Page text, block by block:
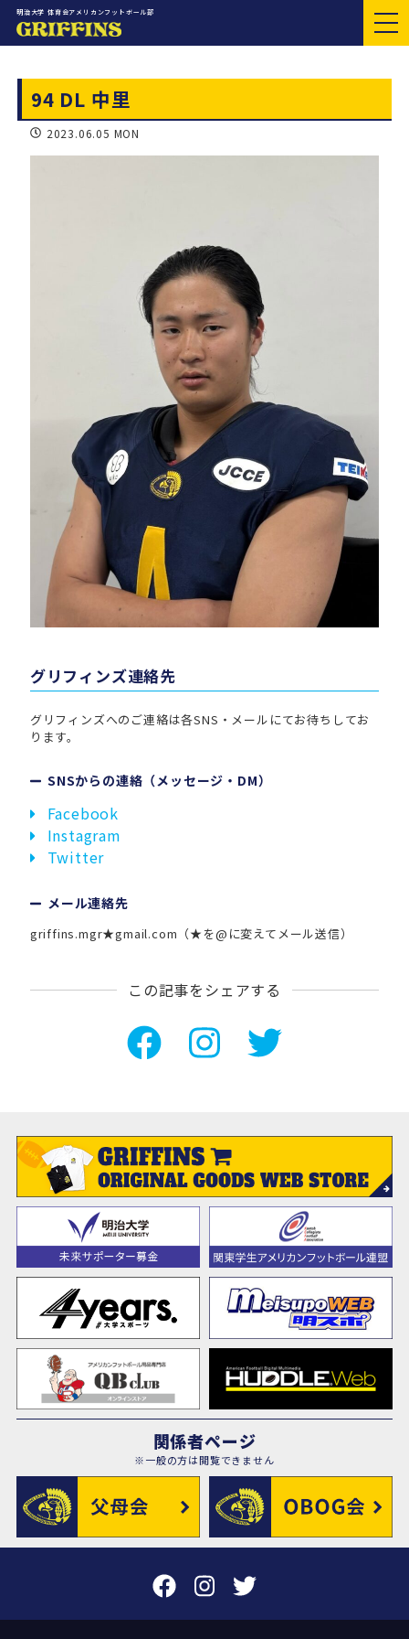
明治大学 体育会アメリカンフットボール部
94 DL 中里
2023.06.05 MON
グリフィンズ連絡先
グリフィンズへのご連絡は各SNS・メールにてお待ちしてお
ります。
SNSからの連絡（メッセージ・DM）
Facebook
Instagram
Twitter
メール連絡先
griffins.mgr★gmail.com（★を@に変えてメール送信）
この記事をシェアする
関係者ページ
※一般の方は閲覧できません